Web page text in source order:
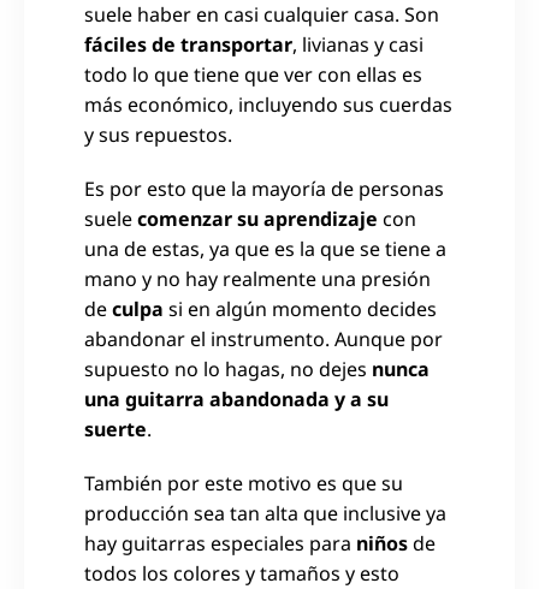
suele haber en casi cualquier casa. Son
fáciles de transportar, livianas y casi
todo lo que tiene que ver con ellas es
más económico, incluyendo sus cuerdas
y sus repuestos.
Es por esto que la mayoría de personas
suelecomenzar su aprendizaje con
una de estas, ya que es la que se tiene a
mano y no hay realmente una presión
deculpa si en algún momento decides
abandonar el instrumento. Aunque por
supuesto no lo hagas, no dejes nunca
una guitarra abandonada y a su
suerte.
También por este motivo es que su
producción sea tan alta que inclusive ya
hay guitarras especiales para niñosde
todos los colores y tamaños y esto